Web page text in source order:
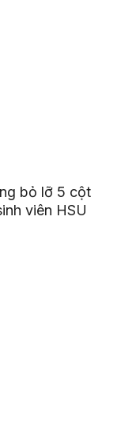
bỏ lỡ 5 cột
viên HSU